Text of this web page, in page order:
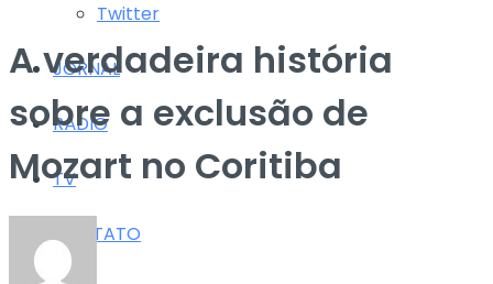
Twitter
JORNAL
RÁDIO
TV
CONTATO
A verdadeira história
sobre a exclusão de
Mozart no Coritiba